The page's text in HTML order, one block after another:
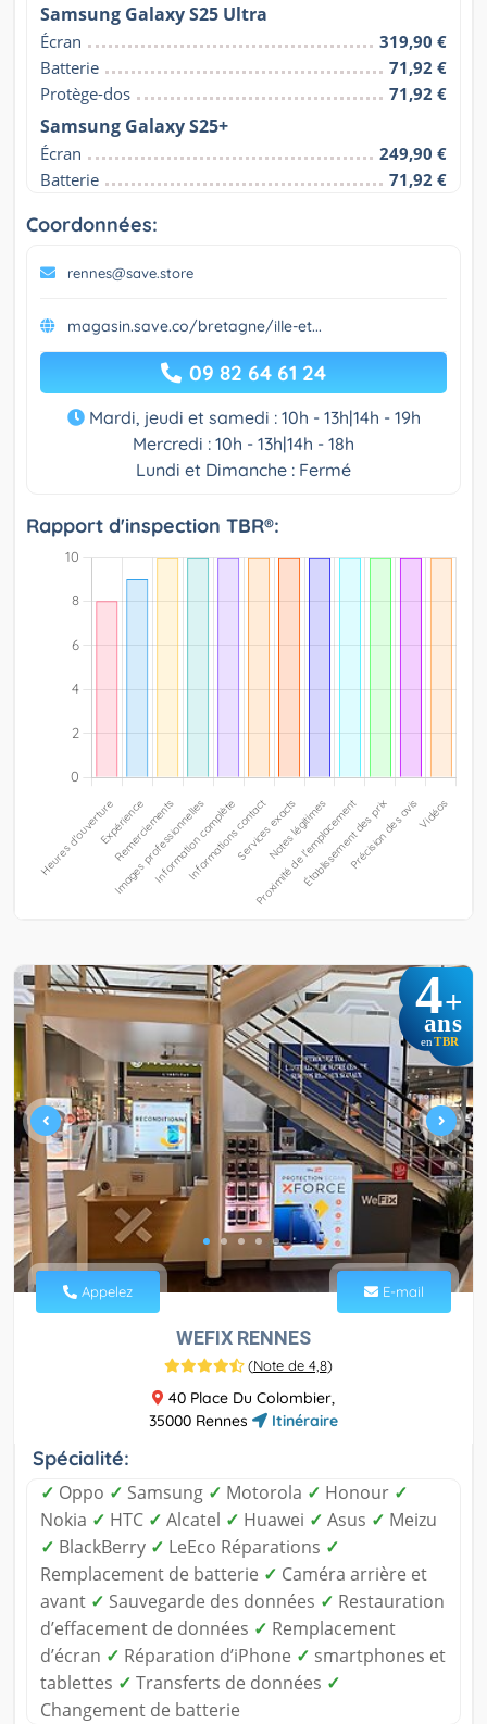
Samsung Galaxy S25 Ultra
Écran
319,90 €
Batterie
71,92 €
Protège-dos
71,92 €
Samsung Galaxy S25+
Écran
249,90 €
Batterie
71,92 €
Coordonnées:
rennes@save.store
magasin.save.co/bretagne/ille-et...
09 82 64 61 24
Mardi, jeudi et samedi : 10h - 13h|14h - 19h
Mercredi : 10h - 13h|14h - 18h
Lundi et Dimanche : Fermé
Rapport d'inspection TBR®:
4+
ans
en TBR
Appelez E-mail
WEFIX RENNES
(Note de 4,8)
40 Place Du Colombier,
35000 Rennes
Itinéraire
Spécialité:
✓ Oppo ✓ Samsung ✓ Motorola ✓ Honour ✓
Nokia ✓ HTC ✓ Alcatel ✓ Huawei ✓ Asus ✓ Meizu
✓ BlackBerry ✓ LeEco Réparations ✓
Remplacement de batterie ✓ Caméra arrière et
avant ✓ Sauvegarde des données ✓ Restauration
d’effacement de données ✓ Remplacement
d’écran ✓ Réparation d’iPhone ✓ smartphones et
tablettes ✓ Transferts de données ✓
Changement de batterie